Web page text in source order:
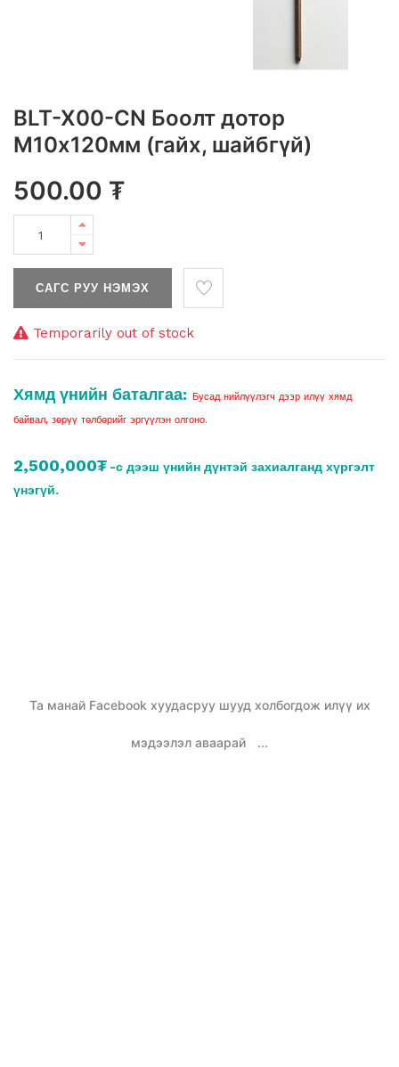
BLT-X00-CN Боолт дотор
М10x120мм (гайх, шайбгүй)
500.00 ₮
САГС РУУ НЭМЭХ
Temporarily out of stock
Хямд үнийн баталгаа: Бусад нийлүүлэгч дээр илүү хямд
байвал, зөрүү төлбөрийг эргүүлэн олгоно.
2,500,000₮ -с дээш үнийн дүнтэй захиалганд хүргэлт
үнэгүй.
Та манай Facebook хуудасруу шууд холбогдож илүү их
мэдээлэл аваарай ...